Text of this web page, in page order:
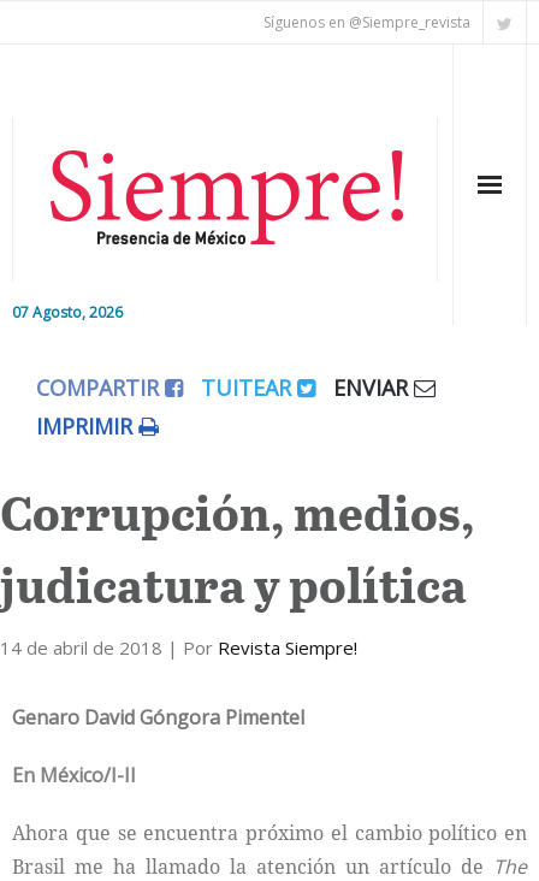
Síguenos en @Siempre_revista
07 Agosto, 2026
Editorial
Colaboradores
Internacional
Cultura
COMPARTIR TUITEAR
ENVIAR
IMPRIMIR
Corrupción, medios,
judicatura y política
14 de abril de 2018 | Por Revista Siempre!
Genaro David Góngora Pimentel
En México/I-II
Ahora que se encuentra próximo el cambio político en
Brasil me ha llamado la atención un artículo de The